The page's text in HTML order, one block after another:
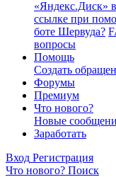
«Яндекс.Диск»
ссылке при
боте Шервуда?
вопросы
Помощь
Создать
Форумы
Премиум
Что нового?
Новые
Заработать
Вход Регистрация
Что нового? Поиск